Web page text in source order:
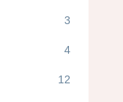
3
4
12